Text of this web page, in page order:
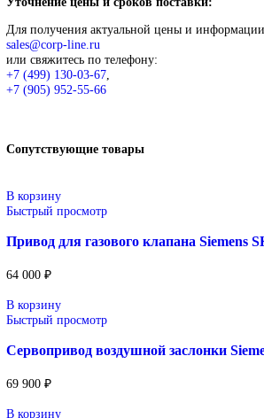
Телефон:
+7 (499) 130-03-67,
+7 (905) 952-55-66
В корзину
Описание
Siemens
линий, инженерной инфраструктуры и
Широкий ассортимент:
Применение: машиностроение,
Поставка под заказ: подбор по
Уточнение цены и сроков поставки:
Для получения актуальной цены и